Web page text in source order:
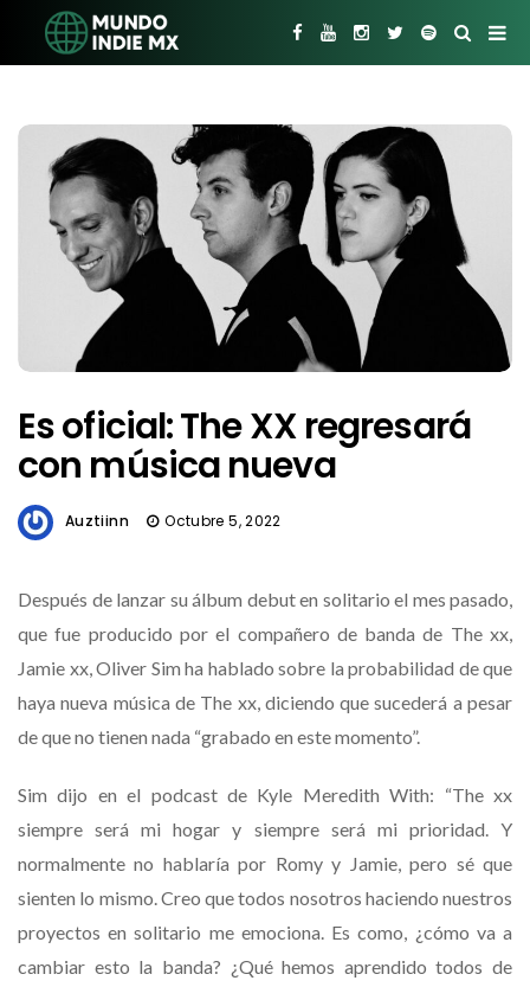
Es oficial: The XX regresará
con música nueva
Auztiinn Octubre 5, 2022
Después de lanzar su álbum debut en solitario el mes pasado,
que fue producido por el compañero de banda de The xx,
Jamie xx, Oliver Sim ha hablado sobre la probabilidad de que
haya nueva música de The xx, diciendo que sucederá a pesar
de que no tienen nada “grabado en este momento”.
Sim dijo en el podcast de Kyle Meredith With: “The xx
siempre será mi hogar y siempre será mi prioridad. Y
normalmente no hablaría por Romy y Jamie, pero sé que
sienten lo mismo. Creo que todos nosotros haciendo nuestros
proyectos en solitario me emociona. Es como, ¿cómo va a
cambiar esto la banda? ¿Qué hemos aprendido todos de